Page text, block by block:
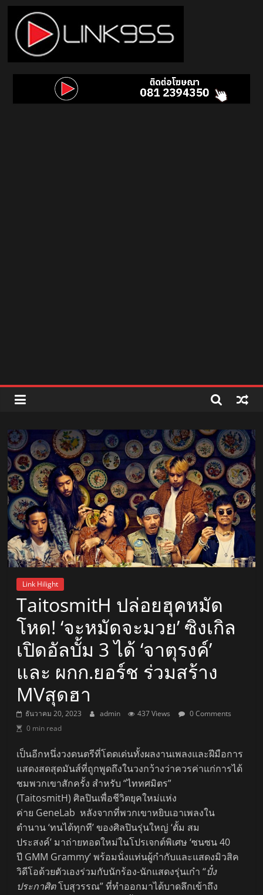
Skip
content
Link
95.5
ลพบุรี
สถานี
ลพบุรี
วิทยุ
FM
ลพบุรี
Link Hilight
TaitosmitH ปล่อยฮุคหมัด
โหด! ‘จะหมัดจะมวย’ ซิงเกิล
เปิดอัลบั้ม 3 ได้ ‘จาตุรงค์’
และ ผกก.ยอร์ช ร่วมสร้าง
MVสุดฮา
ธันวาคม 20, 2023 admin 437 Views
0 Comments
0 min read
เป็นอีกหนึ่งวงดนตรีที่โดดเด่นทั้งผลงานเพลงและฝีมือการ
แสดงสดสุดมันส์ที่ถูกพูดถึงในวงกว้างว่าควรค่าแก่การได้
ชมพวกเขาสักครั้ง สำหรับ “ไททศมิตร”
(TaitosmitH) ศิลปินเพื่อชีวิตยุคใหม่แห่ง
ค่าย GeneLab หลังจากที่พวกเขาหยิบเอาเพลงใน
ตำนาน ‘ทนได้ทุกที’ ของศิลปินรุ่นใหญ่ ‘ตั้ม สม
ประสงค์’ มาถ่ายทอดใหม่ในโปรเจกต์พิเศษ ‘ซนซน 40
ปี GMM Grammy’ พร้อมนั่งแท่นผู้กำกับและแสดงมิวสิค
วิดีโอด้วยตัวเองร่วมกับนักร้อง-นักแสดงรุ่นเก๋า “ปั๋ง
ประกาศิตโบสุวรรณ” ที่ทำออกมาได้บาดลึกเข้าถึง